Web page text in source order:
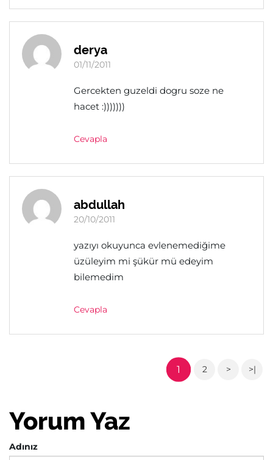
derya
01/11/2011
Gercekten guzeldi dogru soze ne
hacet :)))))))
Cevapla
abdullah
20/10/2011
yazıyı okuyunca evlenemediğime
üzüleyim mi şükür mü edeyim
bilemedim
Cevapla
1 2 > >|
Yorum Yaz
Adınız